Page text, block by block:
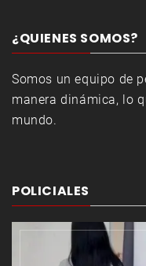
¿QUIENES SOMOS?
Somos un equipo de
manera dinámica, lo
mundo.
POLICIALES